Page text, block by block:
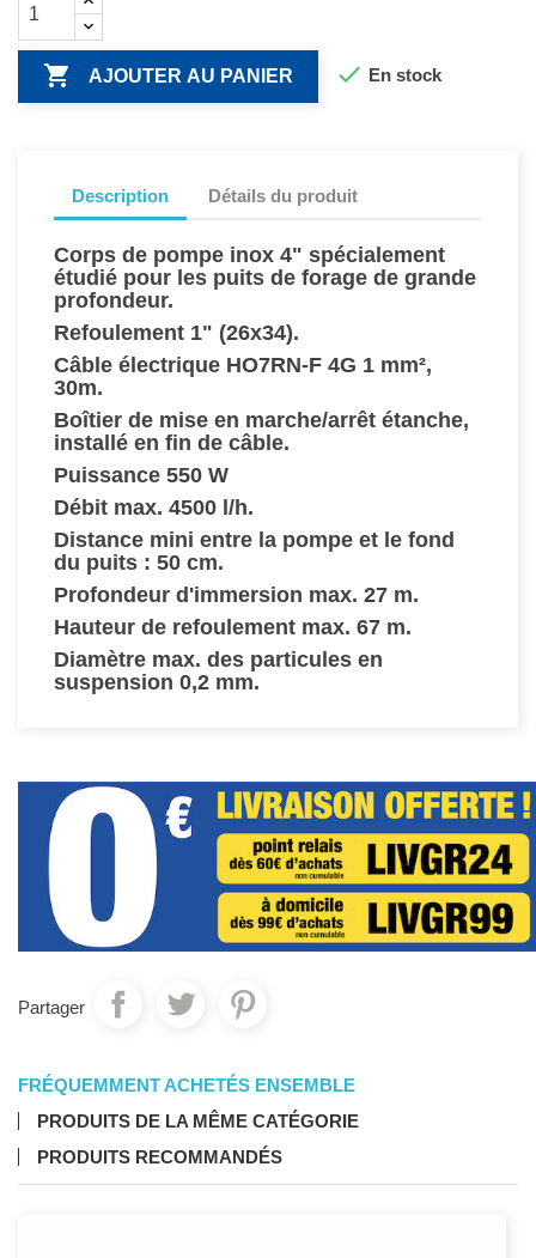
 AJOUTER AU PANIER  En stock
Description Détails du produit
Corps de pompe inox 4" spécialement
étudié pour les puits de forage de grande
profondeur.
Refoulement 1" (26x34).
Câble électrique HO7RN-F 4G 1 mm²,
30m.
Boîtier de mise en marche/arrêt étanche,
installé en fin de câble.
Puissance 550 W
Débit max. 4500 l/h.
Distance mini entre la pompe et le fond
du puits : 50 cm.
Profondeur d'immersion max. 27 m.
Hauteur de refoulement max. 67 m.
Diamètre max. des particules en
suspension 0,2 mm.
Partager
FRÉQUEMMENT ACHETÉS ENSEMBLE
PRODUITS DE LA MÊME CATÉGORIE
PRODUITS RECOMMANDÉS